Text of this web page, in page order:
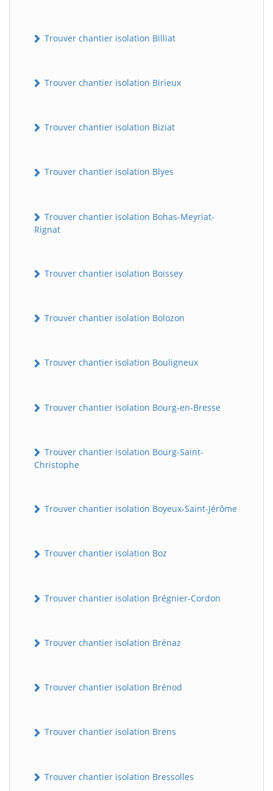
Trouver chantier isolation Billiat
Trouver chantier isolation Birieux
Trouver chantier isolation Biziat
Trouver chantier isolation Blyes
Trouver chantier isolation Bohas-Meyriat-
Rignat
Trouver chantier isolation Boissey
Trouver chantier isolation Bolozon
Trouver chantier isolation Bouligneux
Trouver chantier isolation Bourg-en-Bresse
Trouver chantier isolation Bourg-Saint-
Christophe
Trouver chantier isolation Boyeux-Saint-Jérôme
Trouver chantier isolation Boz
Trouver chantier isolation Brégnier-Cordon
Trouver chantier isolation Brénaz
Trouver chantier isolation Brénod
Trouver chantier isolation Brens
Trouver chantier isolation Bressolles